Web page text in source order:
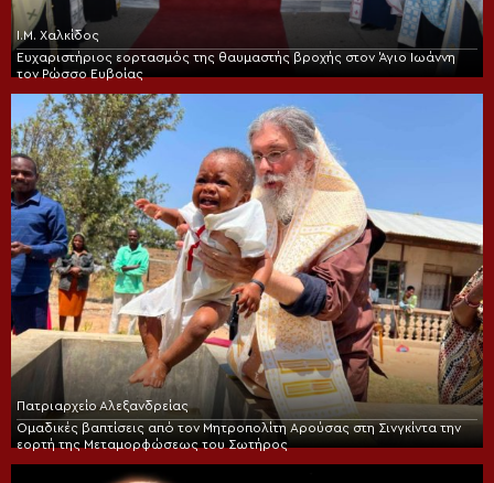
Ι.Μ. Χαλκίδος
Ευχαριστήριος εορτασμός της θαυμαστής βροχής στον Άγιο Ιωάννη
τον Ρώσσο Ευβοίας
Πατριαρχείο Αλεξανδρείας
Ομαδικές βαπτίσεις από τον Μητροπολίτη Αρούσας στη Σινγκίντα την
εορτή της Μεταμορφώσεως του Σωτήρος